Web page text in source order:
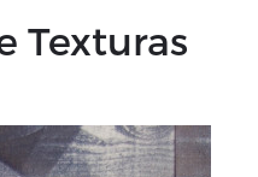
Texturas